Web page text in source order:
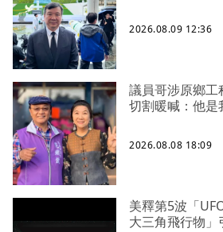
2026.08.09 12:36
議員哥涉原鄉
切割暖喊：他
2026.08.08 18:09
美釋第5波「
大三角飛行物」